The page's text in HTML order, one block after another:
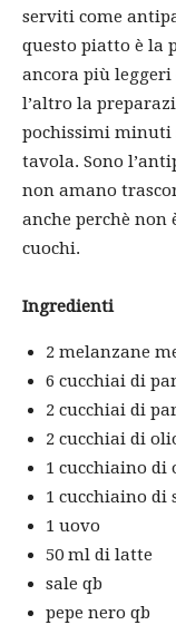
serviti come
questo piatto è la
ancora più
l’altro la
pochissimi minuti
tavola. Sono
non amano
anche perchè non
cuochi.
Ingredienti
2 melanzane
6 cucchiai di
2 cucchiai di
2 cucchiai di
1 cucchiaino di
1 cucchiaino di
1 uovo
50 ml di latte
sale qb
pepe nero qb